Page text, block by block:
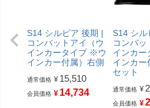
S14 シルビア 後期 |
コンバットアイ（ウ
インカータイプ ※ウ
インカー付属）右側
通常価格 ¥ 15,510
会員価格 ¥ 14,734
S14 シル
コンバッ
インカ
インカー
セット
通常価格 ¥
会員価格 ¥